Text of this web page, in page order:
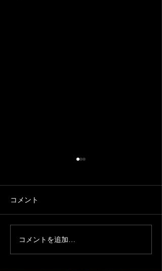
【札幌家族旅行おすす
め】扉を開けた瞬間から
コメント
コメントを追加…